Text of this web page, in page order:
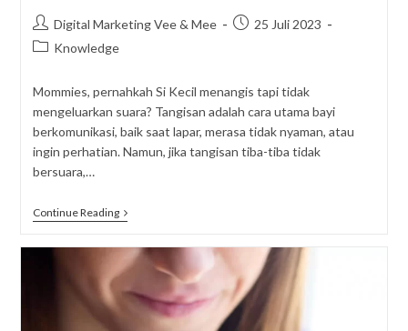
Post
author:
Digital Marketing Vee & Mee
Post25 Juli 2023
PostKnowledge
Mommies, pernahkah Si Kecil menangis tapi tidak
mengeluarkan suara? Tangisan adalah cara utama bayi
berkomunikasi, baik saat lapar, merasa tidak nyaman, atau
ingin perhatian. Namun, jika tangisan tiba-tiba tidak
bersuara,…
Continue ReadingBayi
Menangis
Suara,
Haruskah